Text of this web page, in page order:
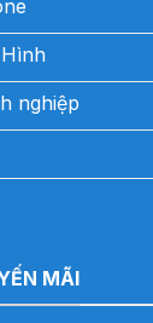
nghiệp
MÃI